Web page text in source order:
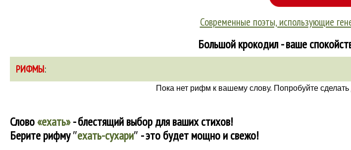
Современные поэты, использующие
Большой крокодил - ваше
РИФМЫ:
Пока нет рифм к вашему слову. Попробуйте
Слово«ехать»- блестящий выбор для ваших стихов!
Берите рифму″ехать-сухари″ - это будет мощно и свежо!